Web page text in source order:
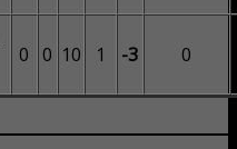
0 0 10 1 -3 0